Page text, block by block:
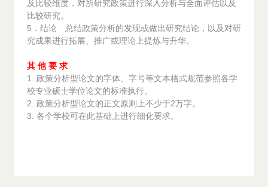
及比较维度，对所研究政策进行深入分析与全面评估以及
比较研究。
5．结论 总结政策分析的发现或做出研究结论，以及对研
究成果进行拓展、推广或理论上提炼与升华。
其 他 要 求
1. 政策分析型论文的字体、字号等文本格式规范参照各学
校专业硕士学位论文的标准执行。
2. 政策分析型论文的正文原则上不少于2万字。
3. 各个学校可在此基础上进行细化要求。